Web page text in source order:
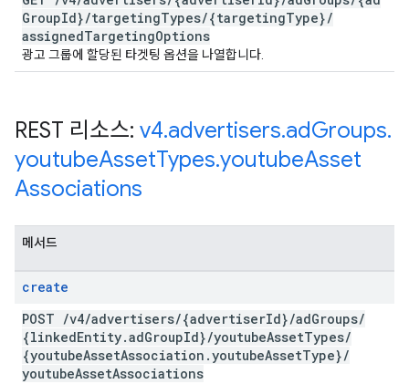
GroupId}/targetingTypes/{targetingType}/
assignedTargetingOptions
광고 그룹에 할당된 타겟팅 옵션을 나열합니다.
REST 리소스: v4.advertisers.adGroups.
youtubeAssetTypes.youtubeAsset
Associations
메서드
create
POST /v4/advertisers/{advertiserId}/adGroups/
{linkedEntity.adGroupId}/youtubeAssetTypes/
{youtubeAssetAssociation .youtubeAssetType}/
youtubeAssetAssociations